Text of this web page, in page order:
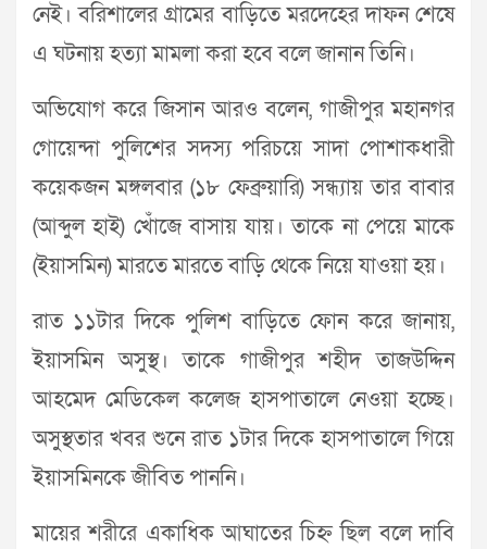
নেই। বরিশালের গ্রামের বাড়িতে মরদেহের দাফন শেষে
এ ঘটনায় হত্যা মামলা করা হবে বলে জানান তিনি।
অভিযোগ করে জিসান আরও বলেন, গাজীপুর মহানগর
গোয়েন্দা পুলিশের সদস্য পরিচয়ে সাদা পোশাকধারী
কয়েকজন মঙ্গলবার (১৮ ফেব্রুয়ারি) সন্ধ্যায় তার বাবার
(আব্দুল হাই) খোঁজে বাসায় যায়। তাকে না পেয়ে মাকে
(ইয়াসমিন) মারতে মারতে বাড়ি থেকে নিয়ে যাওয়া হয়।
রাত ১১টার দিকে পুলিশ বাড়িতে ফোন করে জানায়,
ইয়াসমিন অসুস্থ। তাকে গাজীপুর শহীদ তাজউদ্দিন
আহমেদ মেডিকেল কলেজ হাসপাতালে নেওয়া হচ্ছে।
অসুস্থতার খবর শুনে রাত ১টার দিকে হাসপাতালে গিয়ে
ইয়াসমিনকে জীবিত পাননি।
মায়ের শরীরে একাধিক আঘাতের চিহ্ন ছিল বলে দাবি